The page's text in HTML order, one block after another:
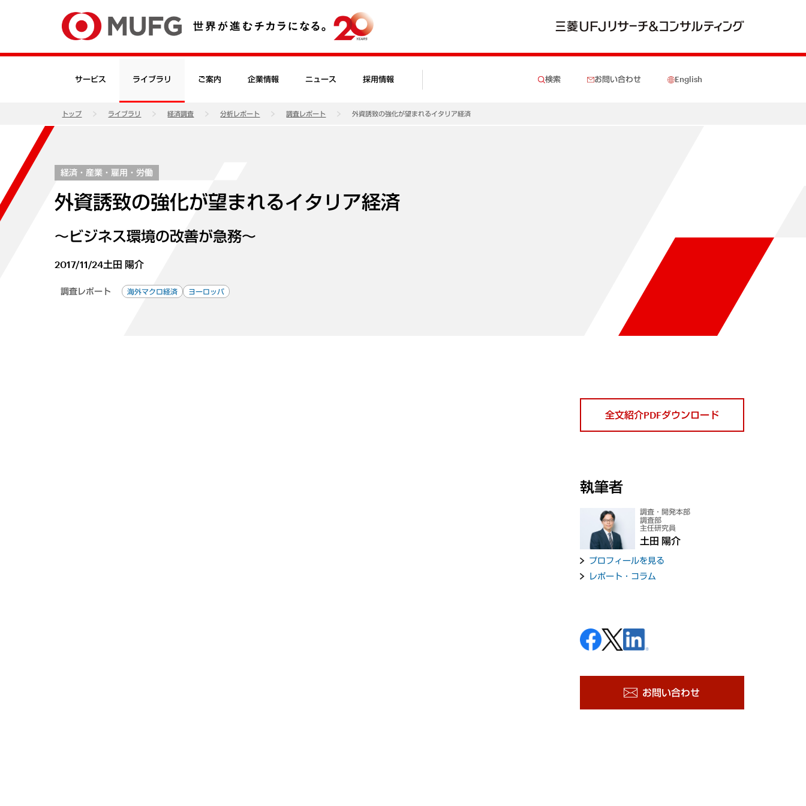
サービス ライブラリ ご案内 企業情報 ニュース 採用情報 検索 お問い合わせ English
トップ ライブラリ 経済調査 分析レポート 調査レポート 外資誘致の強化が望まれるイタリア経済
経済・産業・雇用・労働
外資誘致の強化が望まれるイタリア経済
～ビジネス環境の改善が急務～
2017/11/24土田 陽介
調査レポート 海外マクロ経済 ヨーロッパ
全文紹介PDFダウンロード
執筆者
調査・開発本部
調査部
主任研究員
土田 陽介
プロフィールを見る
レポート・コラム
お問い合わせ